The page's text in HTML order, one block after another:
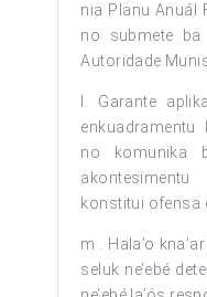
nia Planu Anuál
no submete ba
Autoridade
l. Garante
no komunika
konstitui ofensa
m . Hala’o
seluk ne’ebé